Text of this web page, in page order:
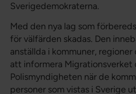
Sverigedemokraterna.
Med den nya lag som
för välfärden skadas. Den
anställda i kommuner,
att informera Migrationsverket
Polismyndigheten när de
personer som vistas i Sverige